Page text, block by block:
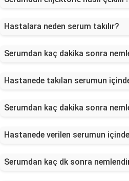
Hastalara neden serum takılır?
Serumdan kaç dakika sonra
Hastanede takılan serumun
Serumdan kaç dakika sonra
Hastanede verilen serumun
Serumdan kaç dk sonra